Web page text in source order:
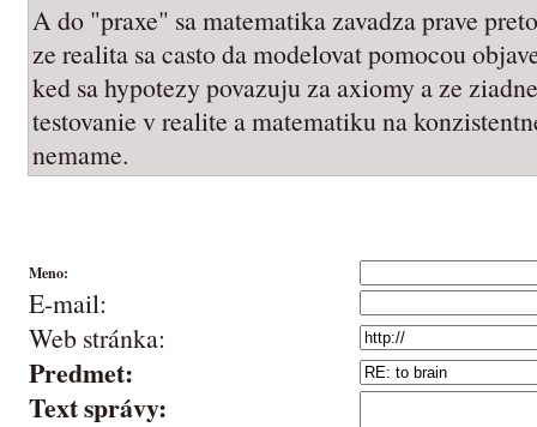
A do "praxe" sa matematika zavadza prave
ze realita sa casto da modelovat pomocou
ked sa hypotezy povazuju za axiomy a ze
testovanie v realite a matematiku na
nemame.
Meno:
E-mail:
Web stránka:
Predmet:
Text správy: